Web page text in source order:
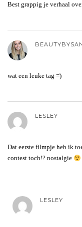
Best grappig je verhaal
wat een leuke tag =)
LESLEY
Dat eerste filmpje heb ik
contest toch!? nostalgie
LESLEY